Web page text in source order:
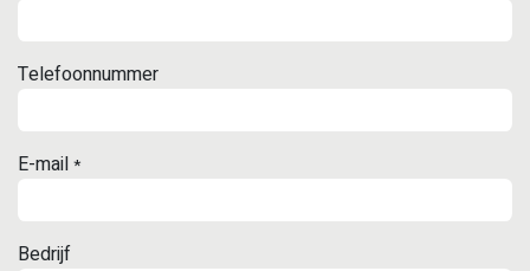
Telefoonnummer
E-mail *
Bedrijf